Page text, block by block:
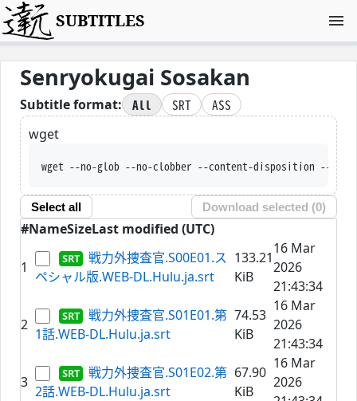
SUBTITLES
Senryokugai Sosakan
Subtitle format: All SRT
ASS
wget
wget --no-glob --no-clobber --content-disposition --trust-server-
Select all Download selected (0)
#NameSizeLast modified (UTC)
1
戦力外捜査官.S00E01.ス
ペシャル版.WEB-DL.Hulu.ja.srt
133.21
KiB
16 Mar
2026
21:43:34
2
戦力外捜査官.S01E01.第
1話.WEB-DL.Hulu.ja.srt
74.53
KiB
16 Mar
2026
21:43:34
3
戦力外捜査官.S01E02.第
2話.WEB-DL.Hulu.ja.srt
67.90
KiB
16 Mar
2026